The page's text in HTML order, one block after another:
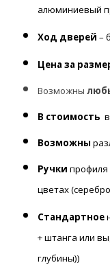
алюминиевый
Ход дверей –
Цена за
Возможны
В стоимость
Возможны
Ручки
цветах
Стандартное
+ штанга или
глубины))